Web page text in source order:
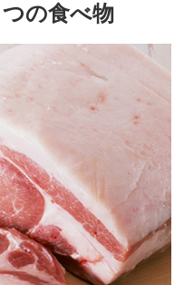
の食べ物